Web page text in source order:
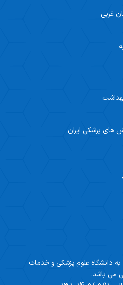
غربی
های پزشکی ایران
دانشگاه علوم پزشکی و خدمات
می باشد.